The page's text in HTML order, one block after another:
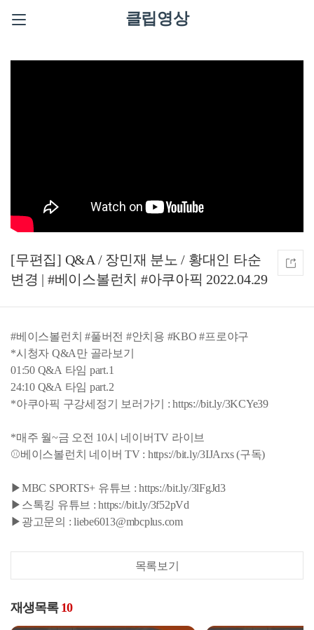
클립영상
[무편집] Q&A / 장민재 분노 / 황대인 타순
변경 | #베이스볼런치 #아쿠아픽 2022.04.29
#베이스볼런치 #풀버전 #안치용 #KBO #프로야구
*시청자 Q&A만 골라보기
01:50 Q&A 타임 part.1
24:10 Q&A 타임 part.2
*아쿠아픽 구강세정기 보러가기 : https://bit.ly/3KCYe39
*매주 월~금 오전 10시 네이버TV 라이브
⚾베이스볼런치 네이버 TV : https://bit.ly/3IJArxs (구독)
▶MBC SPORTS+ 유튜브 : https://bit.ly/3lFgJd3
▶스톡킹 유튜브 : https://bit.ly/3f52pVd
▶광고문의 : liebe6013@mbcplus.com
목록보기
재생목록 10